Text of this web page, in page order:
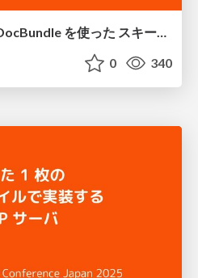
Symfony + NelmioApiDocBundle を使った スキーマ駆動開発 / Schema Driven Development with NelmioApiDocBundle
0 340